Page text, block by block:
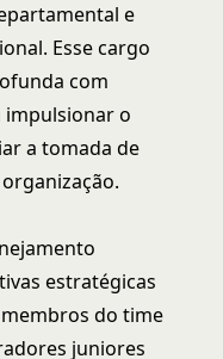
e
Esse cargo
com
impulsionar o
a tomada de
estratégicas
do time
juniores